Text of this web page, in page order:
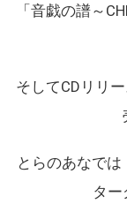
「音戯の譜～
そしてCDリリ
とらのあなでは
ター